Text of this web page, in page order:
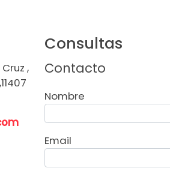
,
Consultas
Contacto
Nombre
Email